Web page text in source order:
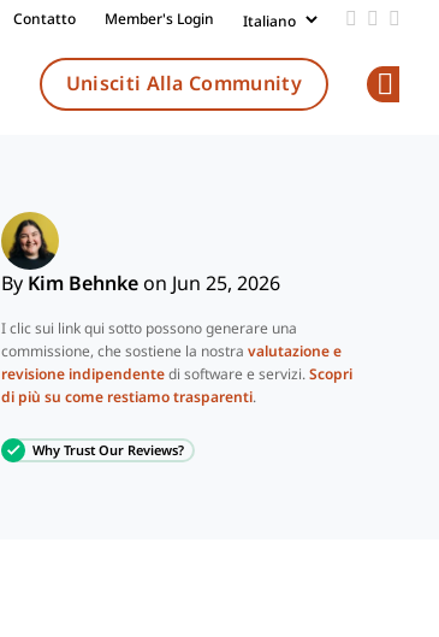
Contatto Member's Login Add us
Follow
Unisciti Alla Community
By Kim Behnke on Jun 25, 2026
I clic sui link qui sotto possono generare una
commissione, che sostiene la nostra valutazione e
revisione indipendente di software e servizi. Scopri
di più su come restiamo trasparenti.
Why Trust Our Reviews?